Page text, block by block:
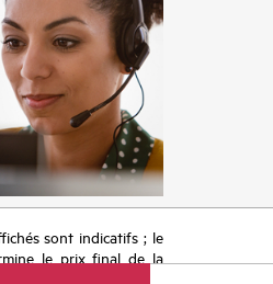
sont indicatifs ; le
le prix final de la